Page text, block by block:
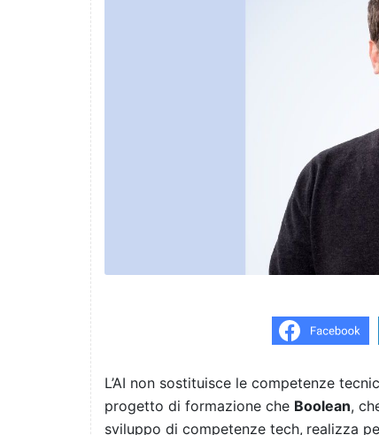
L’AI non sostituisce le competenze
progetto di formazione che Boolean,
sviluppo di competenze tech, realizza